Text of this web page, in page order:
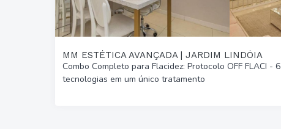
MM ESTÉTICA AVANÇADA | JARDIM LINDÓIA
Combo Completo para Flacidez: Protocolo OFF FLACI - 6
tecnologias em um único tratamento